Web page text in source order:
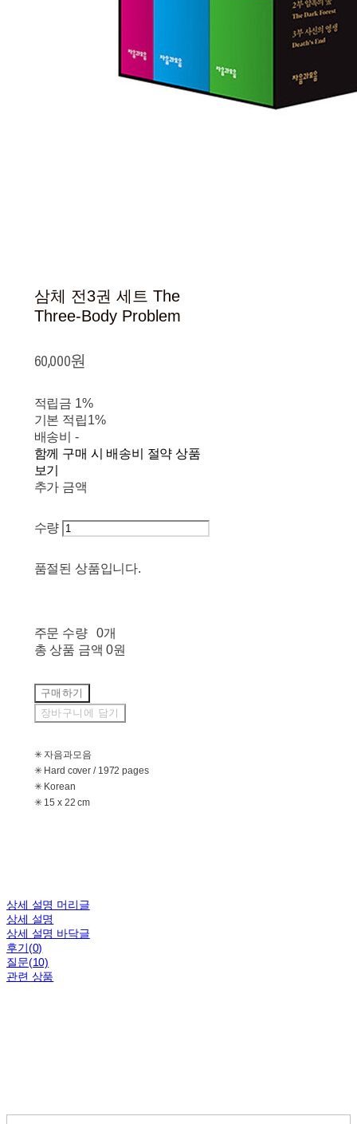
삼체 전3권 세트 The
Three-Body Problem
60,000원
적립금 1%
기본 적립1%
배송비 -
함께 구매 시 배송비 절약 상품
보기
추가 금액
수량
품절된 상품입니다.
주문 수량
0개
총 상품 금액 0원
구매하기
장바구니에 담기
✳ 자음과모음
✳ Hard cover / 1972 pages
✳ Korean
✳ 15 x 22 cm
상세 설명 머리글
상세 설명
상세 설명 바닥글
후기(0)
질문(10)
관련 상품